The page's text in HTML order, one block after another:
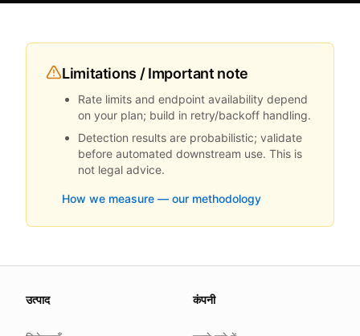
Limitations / Important note
Rate limits and endpoint availability depend
on your plan; build in retry/backoff handling.
Detection results are probabilistic; validate
before automated downstream use. This is
not legal advice.
How we measure — our methodology
We update this page when our platform or the law
Read our
for how we work.
उत्पाद कंपनी